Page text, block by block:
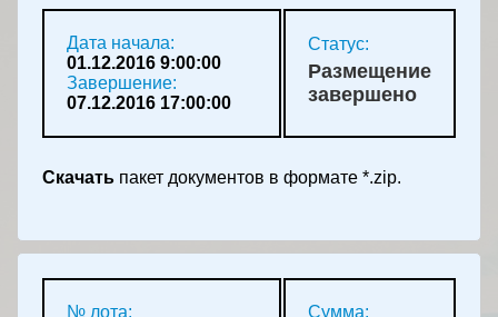
Дата начала:
01.12.2016 9:00:00
Завершение:
07.12.2016 17:00:00
Статус:
Размещение
завершено
Скачать пакет документов в формате *.zip.
№ лота: Сумма: